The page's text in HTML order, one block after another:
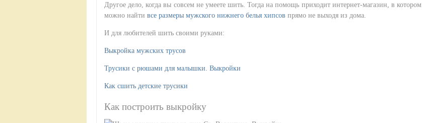
Другое дело, когда вы совсем не умеете шить. Тогда на помощь приходит интернет-магазин, в котором
можно найти все размеры мужского нижнего белья хипсов прямо не выходя из дома.
И для любителей шить своими руками:
Выкройка мужских трусов
Трусики с рюшами для малышки. Выкройки
Как сшить детские трусики
Как построить выкройку